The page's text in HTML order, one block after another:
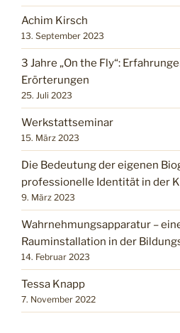
Achim Kirsch
13. September 2023
3 Jahre „On the Fly“:
Erörterungen
25. Juli 2023
Werkstattseminar
15. März 2023
Die Bedeutung der eigenen
professionelle Identität in der
9. März 2023
Wahrnehmungsapparatur –
Rauminstallation in der
14. Februar 2023
Tessa Knapp
7. November 2022